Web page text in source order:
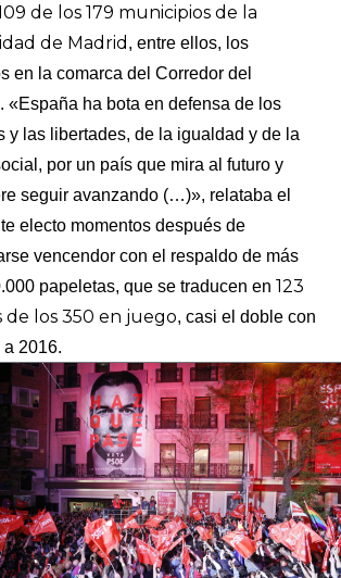
de los 179 municipios de la
de Madrid , entre ellos, los
en la comarca del Corredor del
«España ha bota en defensa de los
y las libertades, de la igualdad y de la
por un país que mira al futuro y
seguir avanzando (…)», relataba el
electo momentos después de
vencendor con el respaldo de más
papeletas, que se traducen en 123
de los 350 en juego, casi el doble con
a 2016.